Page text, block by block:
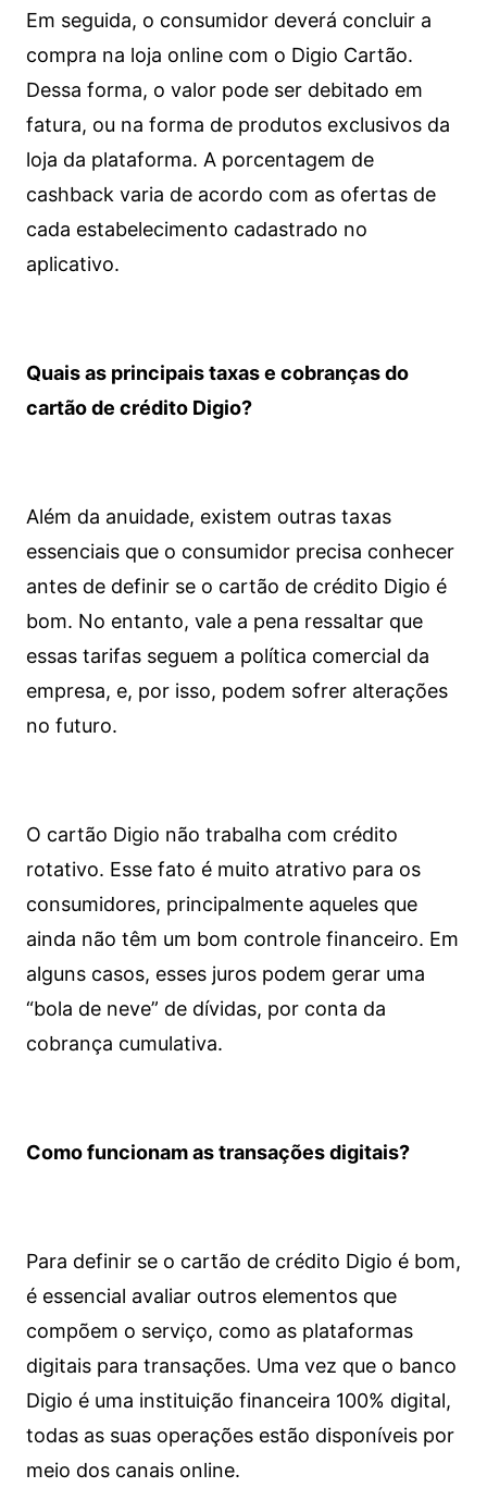
Em seguida, o consumidor deverá concluir a
compra na loja online com o Digio Cartão.
Dessa forma, o valor pode ser debitado em
fatura, ou na forma de produtos exclusivos da
loja da plataforma. A porcentagem de
cashback varia de acordo com as ofertas de
cada estabelecimento cadastrado no
aplicativo.
Quais as principais taxas e cobranças do
cartão de crédito Digio?
Além da anuidade, existem outras taxas
essenciais que o consumidor precisa conhecer
antes de definir se o cartão de crédito Digio é
bom. No entanto, vale a pena ressaltar que
essas tarifas seguem a política comercial da
empresa, e, por isso, podem sofrer alterações
no futuro.
O cartão Digio não trabalha com crédito
rotativo. Esse fato é muito atrativo para os
consumidores, principalmente aqueles que
ainda não têm um bom controle financeiro. Em
alguns casos, esses juros podem gerar uma
“bola de neve” de dívidas, por conta da
cobrança cumulativa.
Como funcionam as transações digitais?
Para definir se o cartão de crédito Digio é bom,
é essencial avaliar outros elementos que
compõem o serviço, como as plataformas
digitais para transações. Uma vez que o banco
Digio é uma instituição financeira 100% digital,
todas as suas operações estão disponíveis por
meio dos canais online.